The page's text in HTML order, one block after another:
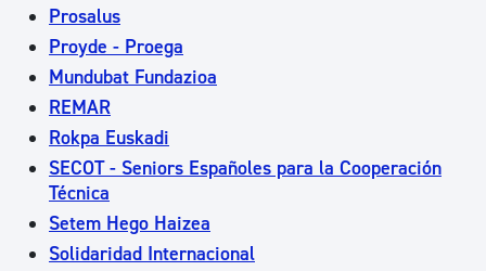
Prosalus
Proyde - Proega
Mundubat Fundazioa
REMAR
Rokpa Euskadi
SECOT - Seniors Españoles para la Cooperación
Técnica
Setem Hego Haizea
Solidaridad Internacional